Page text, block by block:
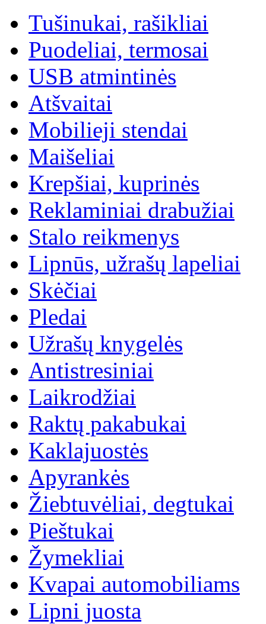
Tušinukai, rašikliai
Puodeliai, termosai
USB atmintinės
Atšvaitai
Mobilieji stendai
Maišeliai
Krepšiai, kuprinės
Reklaminiai drabužiai
Stalo reikmenys
Lipnūs, užrašų lapeliai
Skėčiai
Pledai
Užrašų knygelės
Antistresiniai
Laikrodžiai
Raktų pakabukai
Kaklajuostės
Apyrankės
Žiebtuvėliai, degtukai
Pieštukai
Žymekliai
Kvapai automobiliams
Lipni juosta